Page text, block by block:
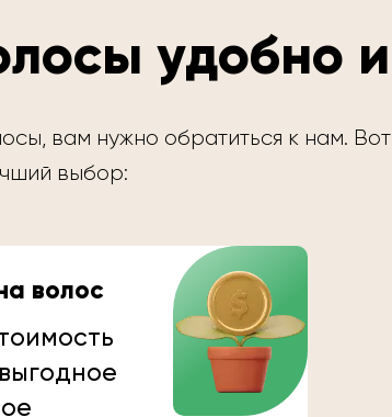
удобно
вам нужно обратиться к нам.
выбор:
волос